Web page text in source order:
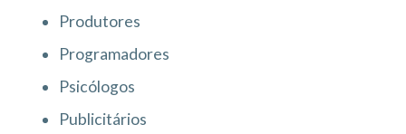
Produtores
Programadores
Psicólogos
Publicitários